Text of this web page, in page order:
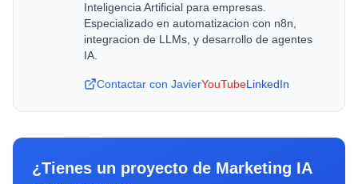
Inteligencia Artificial para empresas.
Especializado en automatizacion con n8n,
integracion de LLMs, y desarrollo de agentes
IA.
Contactar con JavierYouTubeLinkedIn
¿Tienes un proyecto de Marketing IA